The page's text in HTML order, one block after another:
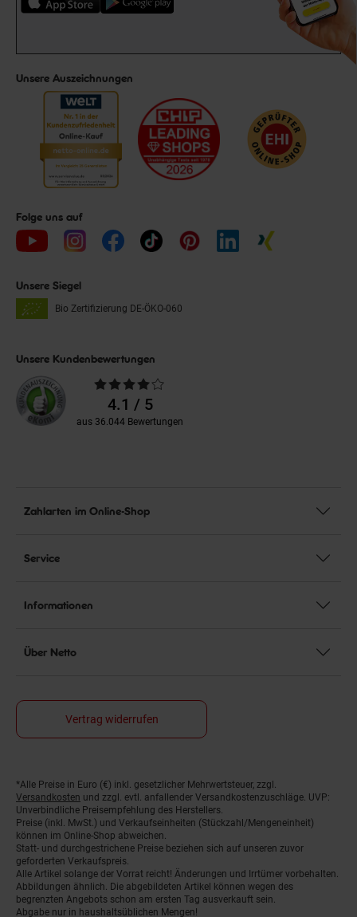
Unsere Auszeichnungen
Folge uns auf
Unsere Siegel
Bio Zertifizierung DE-ÖKO-060
Unsere Kundenbewertungen
Durchschnittliche
Bewertungen4.1 / 5
aus 36.044 Bewertungen
Zahlarten im Online-Shop
Service
Informationen
Über Netto
Vertrag widerrufen
Fußnoten
*Alle Preise in Euro (€) inkl. gesetzlicher Mehrwertsteuer, zzgl.
Versandkosten und zzgl. evtl. anfallender Versandkostenzuschläge. UVP:
Unverbindliche Preisempfehlung des Herstellers.
Preise (inkl. MwSt.) und Verkaufseinheiten (Stückzahl/Mengeneinheit)
können im Online-Shop abweichen.
Statt- und durchgestrichene Preise beziehen sich auf unseren zuvor
geforderten Verkaufspreis.
Alle Artikel solange der Vorrat reicht! Änderungen und Irrtümer vorbehalten.
Abbildungen ähnlich. Die abgebildeten Artikel können wegen des
begrenzten Angebots schon am ersten Tag ausverkauft sein.
Abgabe nur in haushaltsüblichen Mengen!